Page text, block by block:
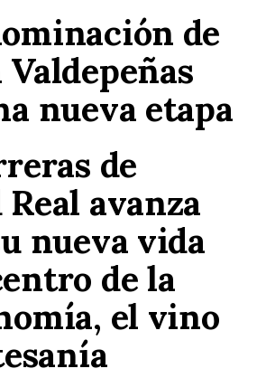
de
nueva etapa
de
avanza
nueva vida
de la
el vino